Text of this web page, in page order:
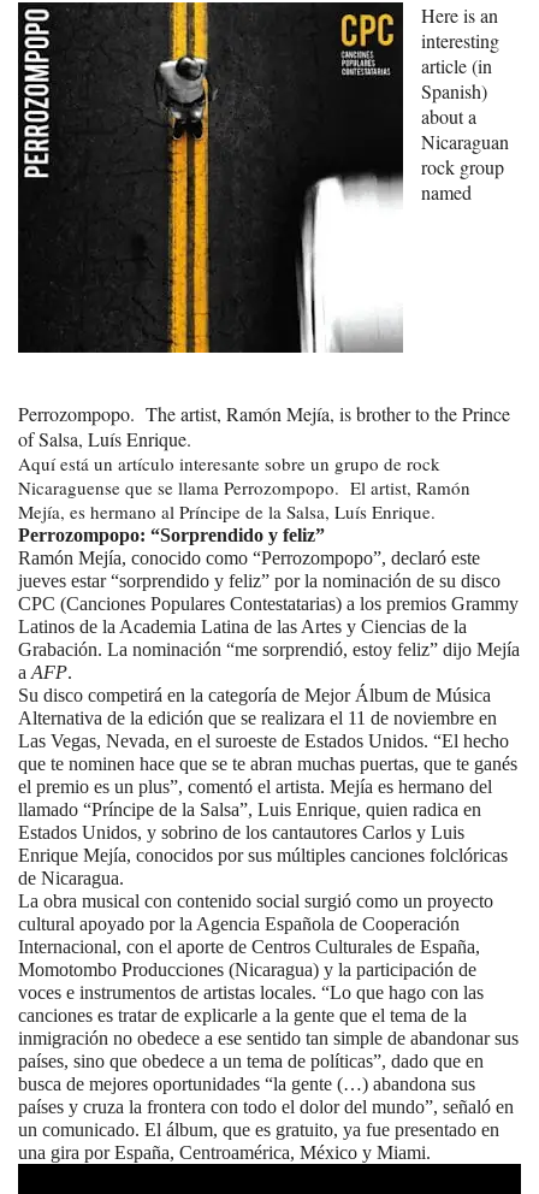
Here is an
interesting
article (in
Spanish)
about a
Nicaraguan
rock group
named
Perrozompopo. The artist, Ramón Mejía, is brother to the Prince
of Salsa, Luís Enrique.
Aquí está un artículo interesante sobre un grupo de rock
Nicaraguense que se llama Perrozompopo. El artist, Ramón
Mejía, es hermano al Príncipe de la Salsa, Luís Enrique.
Perrozompopo: “Sorprendido y feliz”
Ramón Mejía, conocido como “Perrozompopo”, declaró este
jueves estar “sorprendido y feliz” por la nominación de su disco
CPC (Canciones Populares Contestatarias) a los premios Grammy
Latinos de la Academia Latina de las Artes y Ciencias de la
Grabación. La nominación “me sorprendió, estoy feliz” dijo Mejía
a AFP.
Su disco competirá en la categoría de Mejor Álbum de Música
Alternativa de la edición que se realizara el 11 de noviembre en
Las Vegas, Nevada, en el suroeste de Estados Unidos. “El hecho
que te nominen hace que se te abran muchas puertas, que te ganés
el premio es un plus”, comentó el artista. Mejía es hermano del
llamado “Príncipe de la Salsa”, Luis Enrique, quien radica en
Estados Unidos, y sobrino de los cantautores Carlos y Luis
Enrique Mejía, conocidos por sus múltiples canciones folclóricas
de Nicaragua.
La obra musical con contenido social surgió como un proyecto
cultural apoyado por la Agencia Española de Cooperación
Internacional, con el aporte de Centros Culturales de España,
Momotombo Producciones (Nicaragua) y la participación de
voces e instrumentos de artistas locales. “Lo que hago con las
canciones es tratar de explicarle a la gente que el tema de la
inmigración no obedece a ese sentido tan simple de abandonar sus
países, sino que obedece a un tema de políticas”, dado que en
busca de mejores oportunidades “la gente (…) abandona sus
países y cruza la frontera con todo el dolor del mundo”, señaló en
un comunicado. El álbum, que es gratuito, ya fue presentado en
una gira por España, Centroamérica, México y Miami.